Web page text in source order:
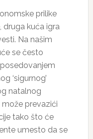
prilike
druga kuća igra
Na našim
se često
‘sigurnog’
natalnog
može prevazići
tako što će
umesto da se